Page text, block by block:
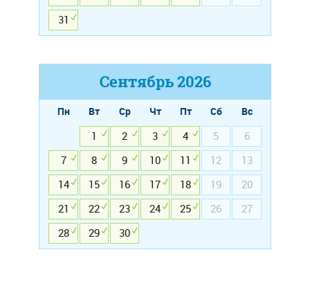
31
Сентябрь2026
Пн Вт Ср Чт Пт Сб
Вс
1
2 3 4 5
6
7
8 9 10 11 12
13
14
15 16 17 18 19
20
21
22 23 24 25 26
27
28
29 30